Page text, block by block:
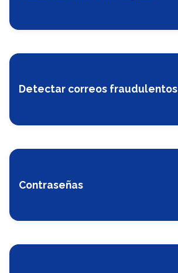
Detectar correos fraudulentos
Contraseñas